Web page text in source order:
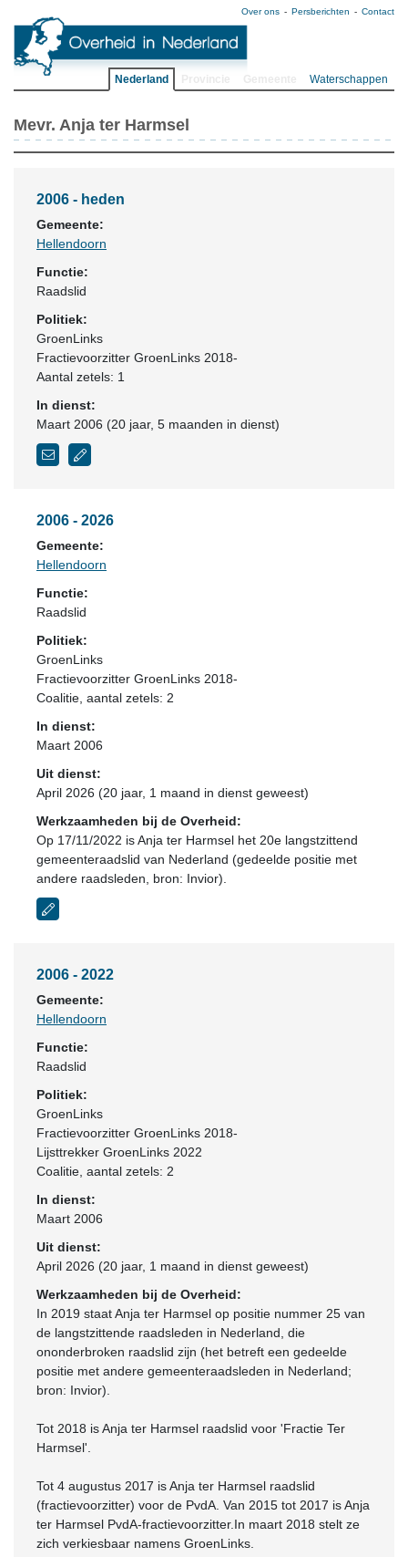
Over ons Persberichten Contact
Nederland Waterschappen
Mevr. Anja ter Harmsel
2006 - heden
Gemeente:
Hellendoorn
Functie:
Raadslid
Politiek:
GroenLinks
Fractievoorzitter GroenLinks 2018-
Aantal zetels: 1
In dienst:
Maart 2006 (20 jaar, 5 maanden in dienst)
2006 - 2026
Gemeente:
Hellendoorn
Functie:
Raadslid
Politiek:
GroenLinks
Fractievoorzitter GroenLinks 2018-
Coalitie , aantal zetels: 2
In dienst:
Maart 2006
Uit dienst:
April 2026 (20 jaar, 1 maand in dienst geweest)
Werkzaamheden bij de Overheid:
Op 17/11/2022 is Anja ter Harmsel het 20e langstzittend
gemeenteraadslid van Nederland (gedeelde positie met
andere raadsleden, bron: Invior).
2006 - 2022
Gemeente:
Hellendoorn
Functie:
Raadslid
Politiek:
GroenLinks
Fractievoorzitter GroenLinks 2018-
Lijsttrekker GroenLinks 2022
Coalitie , aantal zetels: 2
In dienst:
Maart 2006
Uit dienst:
April 2026 (20 jaar, 1 maand in dienst geweest)
Werkzaamheden bij de Overheid:
In 2019 staat Anja ter Harmsel op positie nummer 25 van
de langstzittende raadsleden in Nederland, die
ononderbroken raadslid zijn (het betreft een gedeelde
positie met andere gemeenteraadsleden in Nederland;
bron: Invior).
Tot 2018 is Anja ter Harmsel raadslid voor 'Fractie Ter
Harmsel'.
Tot 4 augustus 2017 is Anja ter Harmsel raadslid
(fractievoorzitter) voor de PvdA. Van 2015 tot 2017 is Anja
ter Harmsel PvdA-fractievoorzitter.In maart 2018 stelt ze
zich verkiesbaar namens GroenLinks.